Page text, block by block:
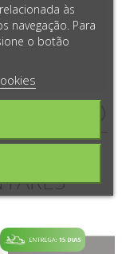
às
navegação. Para
o botão